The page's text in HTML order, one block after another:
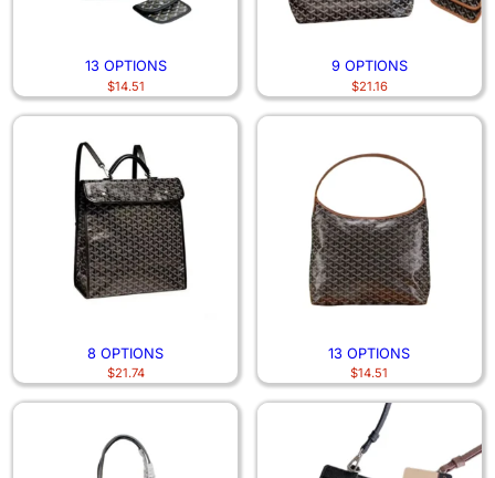
13 OPTIONS
$14.51
9 OPTIONS
$21.16
8 OPTIONS
$21.74
13 OPTIONS
$14.51